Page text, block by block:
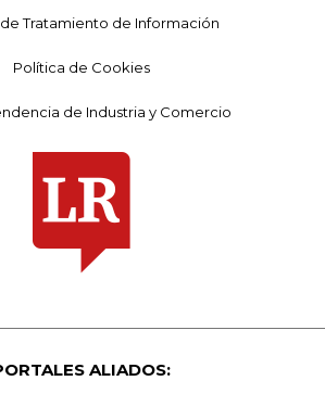
Tratamiento de Información
Política de Cookies
de Industria y Comercio
ALIADOS: